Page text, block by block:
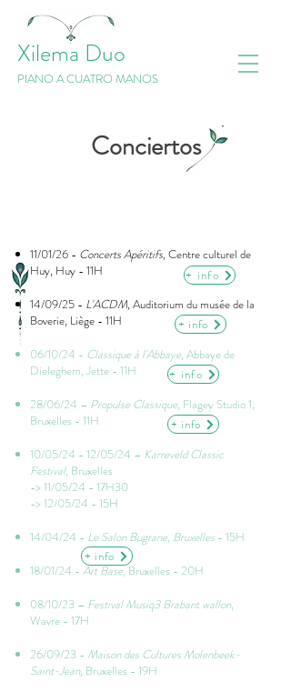
Xilema Duo
PIANO A CUATRO MANOS
Conciertos
11/01/26 - Concerts Apéritifs,Centre culturel de
Huy, Huy - 11H
14/09/25 - L'ACDM,Auditorium du musée de la
Boverie, Liège - 11H
06/10/24 - Classique à l'Abbaye, Abbaye de
Dieleghem, Jette - 11H
28/06/24 – Propulse Classique, Flagey Studio 1,
Bruxelles - 11H
10/05/24 - 12/05/24 – Karreveld Classic
Festival, Bruxelles
-> 11/05/24 - 17H30
-> 12/05/24 - 15H​
14/04/24 - Le Salon Bugrane, Bruxelles - 15H​
18/01/24 - Art Base, Bruxelles - 20H
08/10/23 – Festival Musiq3 Brabant wallon,
Wavre - 17H
26/09/23 - Maison des Cultures Molenbeek-
Saint-Jean, Bruxelles - 19H
+ info
+ info
+ info
+ info
+ info